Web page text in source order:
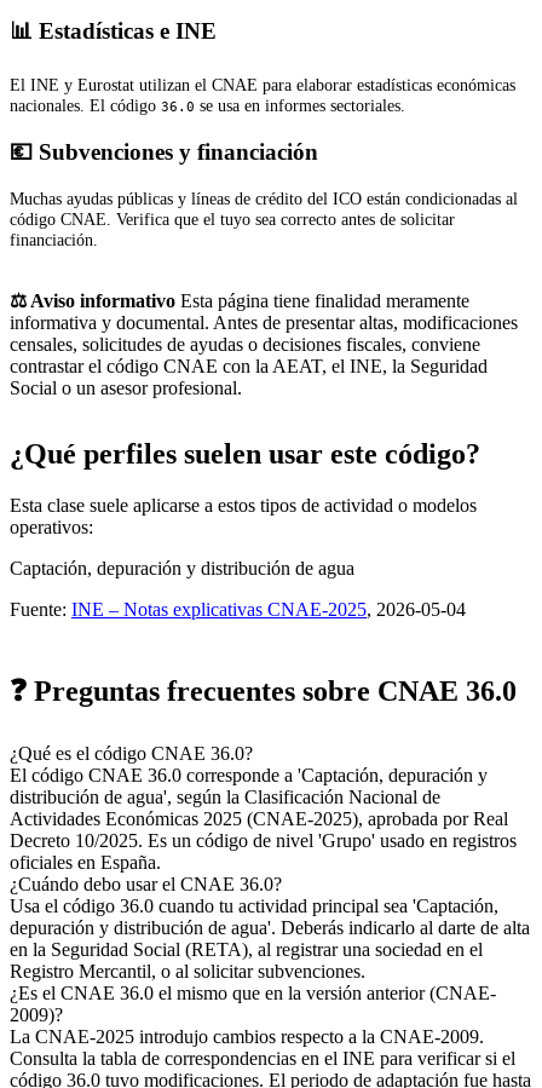
📊 Estadísticas e INE
El INE y Eurostat utilizan el CNAE para elaborar estadísticas económicas
nacionales. El código 36.0 se usa en informes sectoriales.
💶 Subvenciones y financiación
Muchas ayudas públicas y líneas de crédito del ICO están condicionadas al
código CNAE. Verifica que el tuyo sea correcto antes de solicitar
financiación.
⚖️ Aviso informativo Esta página tiene finalidad meramente
informativa y documental. Antes de presentar altas, modificaciones
censales, solicitudes de ayudas o decisiones fiscales, conviene
contrastar el código CNAE con la AEAT, el INE, la Seguridad
Social o un asesor profesional.
¿Qué perfiles suelen usar este código?
Esta clase suele aplicarse a estos tipos de actividad o modelos
operativos:
Captación, depuración y distribución de agua
Fuente: INE – Notas explicativas CNAE-2025, 2026-05-04
❓ Preguntas frecuentes sobre CNAE 36.0
¿Qué es el código CNAE 36.0?
El código CNAE 36.0 corresponde a 'Captación, depuración y
distribución de agua', según la Clasificación Nacional de
Actividades Económicas 2025 (CNAE-2025), aprobada por Real
Decreto 10/2025. Es un código de nivel 'Grupo' usado en registros
oficiales en España.
¿Cuándo debo usar el CNAE 36.0?
Usa el código 36.0 cuando tu actividad principal sea 'Captación,
depuración y distribución de agua'. Deberás indicarlo al darte de alta
en la Seguridad Social (RETA), al registrar una sociedad en el
Registro Mercantil, o al solicitar subvenciones.
¿Es el CNAE 36.0 el mismo que en la versión anterior (CNAE-
2009)?
La CNAE-2025 introdujo cambios respecto a la CNAE-2009.
Consulta la tabla de correspondencias en el INE para verificar si el
código 36.0 tuvo modificaciones. El periodo de adaptación fue hasta